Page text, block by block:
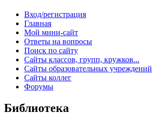
Вход/регистрация
Главная
Мой мини-сайт
Ответы на вопросы
Поиск по сайту
Сайты классов, групп, кружков...
Сайты образовательных учреждений
Сайты коллег
Форумы
Библиотека